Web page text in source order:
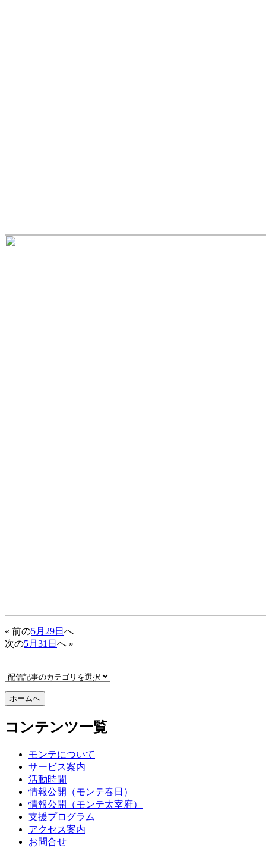
« 前の5月29日 へ
次の5月31日 へ »
コンテンツ一覧
モンテについて
サービス案内
活動時間
情報公開（モンテ春日）
情報公開（モンテ太宰府）
支援プログラム
アクセス案内
お問合せ